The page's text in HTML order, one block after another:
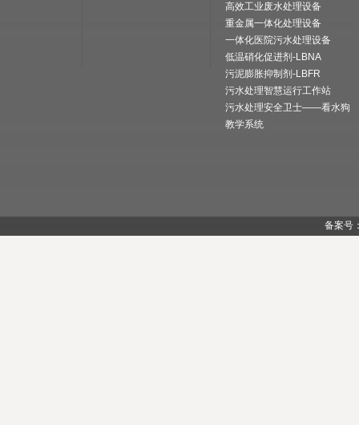
高效工业废水处理设备
重金属一体化处理设备
一体化医院污水处理设备
低温硝化促进剂-LBNA
污泥膨胀抑制剂-LBFR
污水处理智慧运行工作站
污水处理安全卫士——看水狗
教学系统
备案号